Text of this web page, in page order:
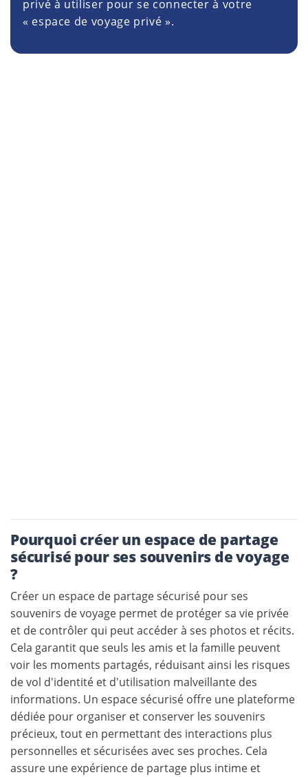
privé à utiliser pour se connecter à votre
« espace de voyage privé ».
Pourquoi créer un espace de partage
sécurisé pour ses souvenirs de voyage
?
Créer un espace de partage sécurisé pour ses
souvenirs de voyage permet de protéger sa vie privée
et de contrôler qui peut accéder à ses photos et récits.
Cela garantit que seuls les amis et la famille peuvent
voir les moments partagés, réduisant ainsi les risques
de vol d'identité et d'utilisation malveillante des
informations. Un espace sécurisé offre une plateforme
dédiée pour organiser et conserver les souvenirs
précieux, tout en permettant des interactions plus
personnelles et sécurisées avec ses proches. Cela
assure une expérience de partage plus intime et